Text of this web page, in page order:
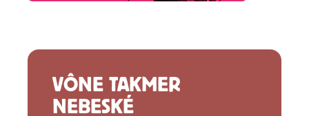
VÔNE TAKMER
NEBESKÉ